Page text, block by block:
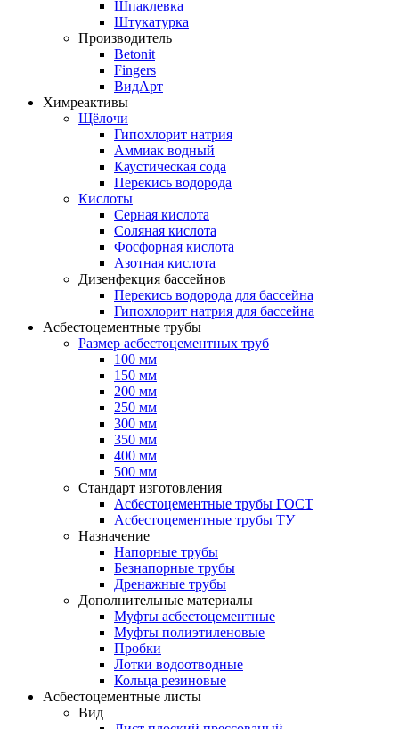
Шпаклевка
Штукатурка
Производитель
Betonit
Fingers
ВидАрт
Химреактивы
Щёлочи
Гипохлорит натрия
Аммиак водный
Каустическая сода
Перекись водорода
Кислоты
Серная кислота
Соляная кислота
Фосфорная кислота
Азотная кислота
Дизенфекция бассейнов
Перекись водорода для бассейна
Гипохлорит натрия для бассейна
Асбестоцементные трубы
Размер асбестоцементных труб
100 мм
150 мм
200 мм
250 мм
300 мм
350 мм
400 мм
500 мм
Стандарт изготовления
Асбестоцементные трубы ГОСТ
Асбестоцементные трубы ТУ
Назначение
Напорные трубы
Безнапорные трубы
Дренажные трубы
Дополнительные материалы
Муфты асбестоцементные
Муфты полиэтиленовые
Пробки
Лотки водоотводные
Кольца резиновые
Асбестоцементные листы
Вид